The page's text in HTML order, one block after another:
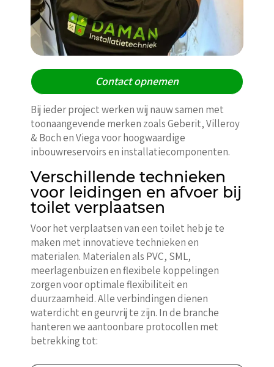
Contact opnemen
Bij ieder project werken wij nauw samen met
toonaangevende merken zoals Geberit, Villeroy
& Boch en Viega voor hoogwaardige
inbouwreservoirs en installatiecomponenten.
Verschillende technieken
voor leidingen en afvoer bij
toilet verplaatsen
Voor het verplaatsen van een toilet heb je te
maken met innovatieve technieken en
materialen. Materialen als PVC, SML,
meerlagenbuizen en flexibele koppelingen
zorgen voor optimale flexibiliteit en
duurzaamheid. Alle verbindingen dienen
waterdicht en geurvrij te zijn. In de branche
hanteren we aantoonbare protocollen met
betrekking tot: